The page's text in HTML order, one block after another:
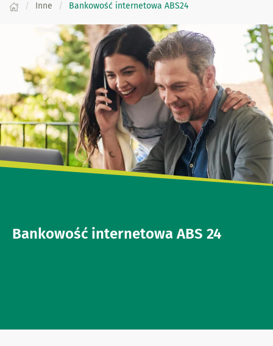
Inne Bankowość internetowa ABS24
Bankowość internetowa ABS 24